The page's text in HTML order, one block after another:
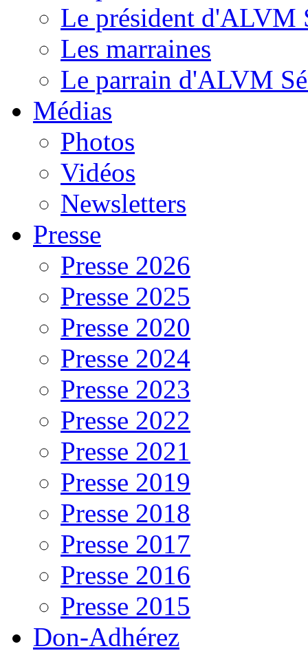
Le président d'ALVM
Les marraines
Le parrain d'ALVM
Médias
Photos
Vidéos
Newsletters
Presse
Presse 2026
Presse 2025
Presse 2020
Presse 2024
Presse 2023
Presse 2022
Presse 2021
Presse 2019
Presse 2018
Presse 2017
Presse 2016
Presse 2015
Don-Adhérez